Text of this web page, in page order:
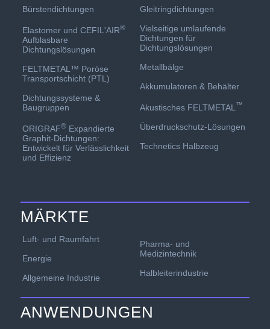
Bürstendichtungen
Elastomer und CEFIL'AIR®
Aufblasbare
Dichtungslösungen
FELTMETAL™ Poröse
Transportschicht (PTL)
Dichtungssysteme &
Baugruppen
ORIGRAF®Expandierte
Graphit-Dichtungen:
Entwickelt für Verlässlichkeit
und Effizienz
Gleitringdichtungen
Vielseitige umlaufende
Dichtungen für
Dichtungslösungen
Metallbälge
Akkumulatoren & Behälter
Akustisches FELTMETAL™
Überdruckschutz-Lösungen
Technetics Halbzeug
MÄRKTE
Luft- und Raumfahrt
Energie
Allgemeine Industrie
Pharma- und
Medizintechnik
Halbleiterindustrie
ANWENDUNGEN